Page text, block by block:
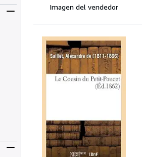
Imagen del vendedor